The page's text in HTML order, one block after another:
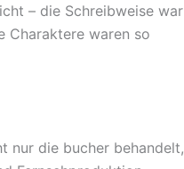
– die Schreibweise war
Charaktere waren so
nur die bucher behandelt,